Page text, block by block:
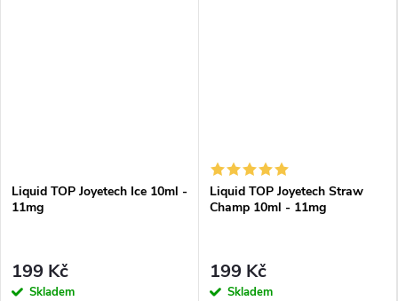
Liquid TOP Joyetech Ice 10ml -
11mg
199 Kč
Skladem
Liquid TOP Joyetech Straw
Champ 10ml - 11mg
199 Kč
Skladem